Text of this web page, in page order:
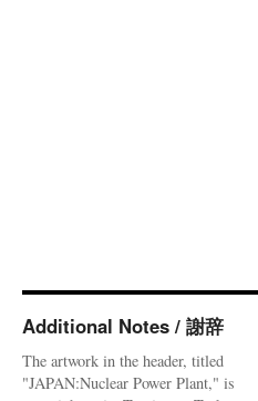
Additional Notes / 謝辞
The artwork in the header, titled
"JAPAN:Nuclear Power Plant," is